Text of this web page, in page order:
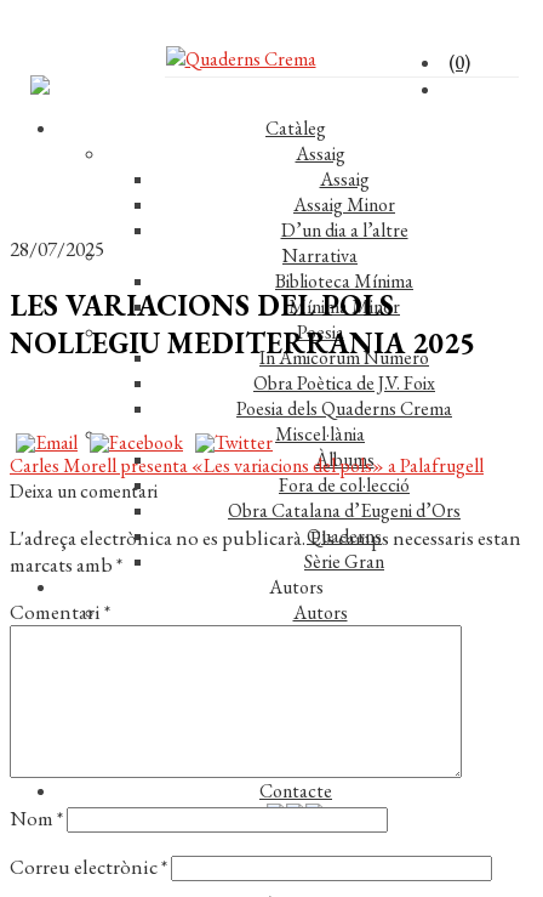
(0)
Catàleg
Assaig
Assaig
Assaig Minor
D’un dia a l’altre
Narrativa
Biblioteca Mínima
Mínima Minor
Poesia
In Amicorum Numero
Obra Poètica de J.V. Foix
Poesia dels Quaderns Crema
Miscel·lània
Àlbums
Fora de col·lecció
Obra Catalana d’Eugeni d’Ors
Quaderns
Sèrie Gran
Autors
Autors
Contacte
28/07/2025
LES VARIACIONS DEL POLS
NOLLEGIU MEDITERRANIA 2025
Navegació
d'entrades
Entrada
anterior:
Carles Morell presenta «Les variacions del pols» a Palafrugell
Deixa un comentari
L'adreça electrònica no es publicarà.Els camps necessaris estan
marcats amb*
Comentari*
Nom*
Correu electrònic*